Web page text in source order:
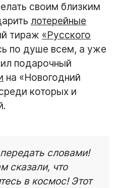
своим близким
лотерейные
тираж «Русского
по душе всем, а уже
подарочный
на «Новогодний
которых и
словами!
сказали, что
в космос! Этот